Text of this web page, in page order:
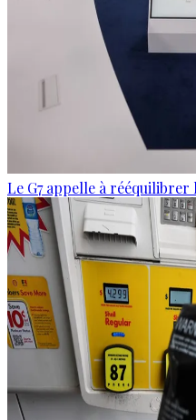
Le G7 appelle à